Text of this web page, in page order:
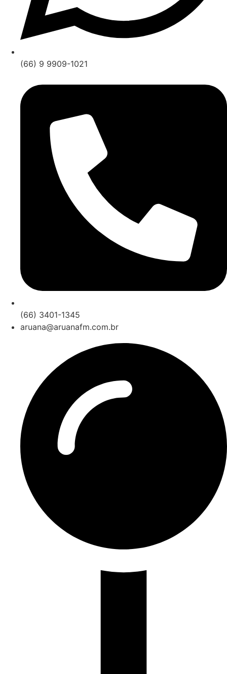
(66) 9 9909-1021
(66) 3401-1345
aruana@aruanafm.com.br